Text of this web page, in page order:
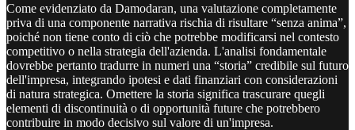
Come evidenziato da Damodaran, una valutazione completamente
priva di una componente narrativa rischia di risultare “senza anima”,
poiché non tiene conto di ciò che potrebbe modificarsi nel contesto
competitivo o nella strategia dell'azienda. L'analisi fondamentale
dovrebbe pertanto tradurre in numeri una “storia” credibile sul futuro
dell'impresa, integrando ipotesi e dati finanziari con considerazioni
di natura strategica. Omettere la storia significa trascurare quegli
elementi di discontinuità o di opportunità future che potrebbero
contribuire in modo decisivo sul valore di un'impresa.